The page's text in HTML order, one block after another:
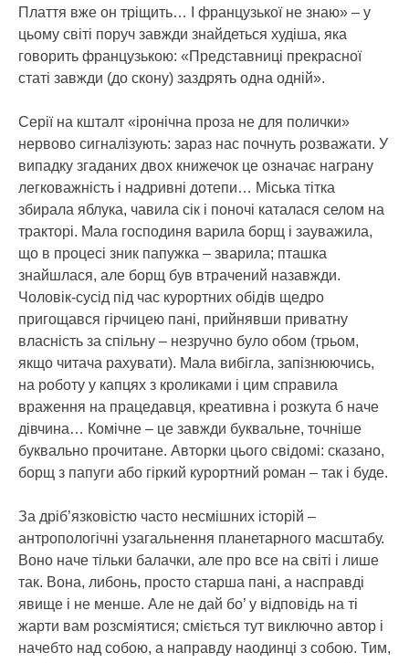
Плаття вже он тріщить… І французької не знаю» – у
цьому світі поруч завжди знайдеться худіша, яка
говорить французькою: «Представниці прекрасної
статі завжди (до скону) заздрять одна одній».
Серії на кшталт «іронічна проза не для полички»
нервово сигналізують: зараз нас почнуть розважати. У
випадку згаданих двох книжечок це означає награну
легковажність і надривні дотепи… Міська тітка
збирала яблука, чавила сік і поночі каталася селом на
тракторі. Мала господиня варила борщ і зауважила,
що в процесі зник папужка – зварила; пташка
знайшлася, але борщ був втрачений назавжди.
Чоловік-сусід під час курортних обідів щедро
пригощався гірчицею пані, прийнявши приватну
власність за спільну – незручно було обом (трьом,
якщо читача рахувати). Мала вибігла, запізнюючись,
на роботу у капцях з кроликами і цим справила
враження на працедавця, креативна і розкута б наче
дівчина… Комічне – це завжди буквальне, точніше
буквально прочитане. Авторки цього свідомі: сказано,
борщ з папуги або гіркий курортний роман – так і буде.
За дріб’язковістю часто несмішних історій –
антропологічні узагальнення планетарного масштабу.
Воно наче тільки балачки, але про все на світі і лише
так. Вона, либонь, просто старша пані, а насправді
явище і не менше. Але не дай бо’ у відповідь на ті
жарти вам розсміятися; сміється тут виключно автор і
начебто над собою, а направду наодинці з собою. Тим,